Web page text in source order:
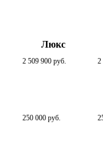
Люкс
2 509 900 руб. 2
250 000 руб.